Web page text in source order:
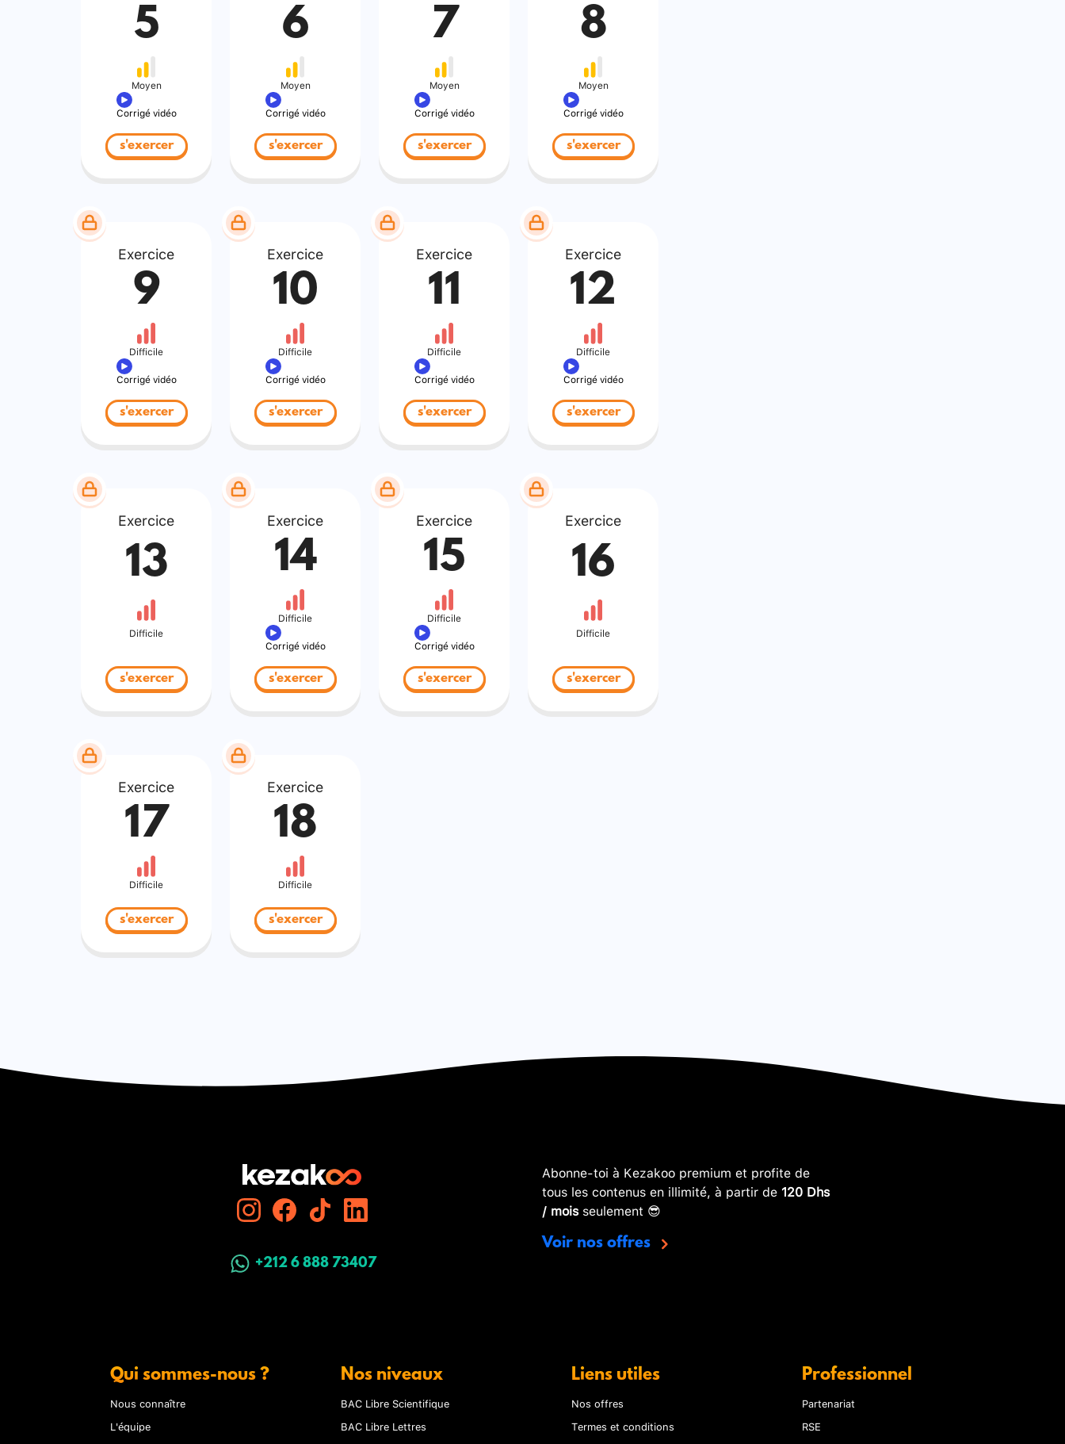
5
Moyen
Corrigé vidéo
s'exercer
6
Moyen
Corrigé vidéo
s'exercer
7
Moyen
Corrigé vidéo
s'exercer
8
Moyen
Corrigé vidéo
s'exercer
Exercice
9
Difficile
Corrigé vidéo
s'exercer
Exercice
10
Difficile
Corrigé vidéo
s'exercer
Exercice
11
Difficile
Corrigé vidéo
s'exercer
Exercice
12
Difficile
Corrigé vidéo
s'exercer
Exercice
13
Difficile
s'exercer
Exercice
14
Difficile
Corrigé vidéo
s'exercer
Exercice
15
Difficile
Corrigé vidéo
s'exercer
Exercice
16
Difficile
s'exercer
Exercice
17
Difficile
s'exercer
Exercice
18
Difficile
s'exercer
+212 6 888 73407
Abonne-toi à Kezakoo premium et profite de
tous les contenus en illimité, à partir de 120 Dhs
/ moisseulement 😎
Voir nos offres
Qui sommes-nous ?
Nous connaître
L'équipe
Nos niveaux
BAC Libre Scientifique
BAC Libre Lettres
Liens utiles
Nos offres
Termes et conditions
Professionnel
Partenariat
RSE